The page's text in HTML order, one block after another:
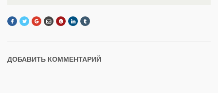
ДОБАВИТЬ КОММЕНТАРИЙ